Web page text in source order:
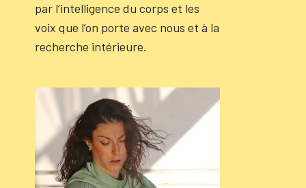
par l’intelligence du corps et les
voix que l’on porte avec nous et à la
recherche intérieure.